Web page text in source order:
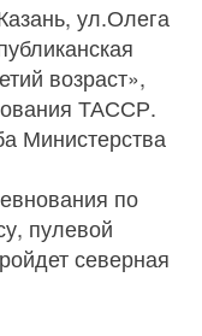
ул.Олега
возраст»,
ТАССР.
Министерства
по
пулевой
северная